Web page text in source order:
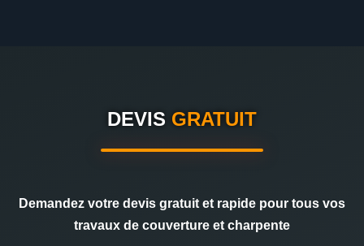
DEVIS GRATUIT
Demandez votre devis gratuit et rapide pour tous vos
travaux de couverture et charpente